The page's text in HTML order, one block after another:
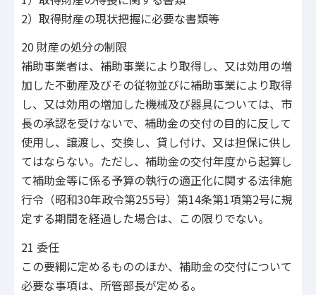
2）取得財産の現状把握に必要な書類等
20 財産の処分の制限
補助事業者は、補助事業により取得し、又は効用の増
加した不動産及びその従物並びに補助事業により取得
し、又は効用の増加した機械及び器具については、市
長の承認を受けないで、補助金の交付の目的に反して
使用し、譲渡し、交換し、貸し付け、又は担保に供し
てはならない。ただし、補助金の交付年度から起算し
て補助金等に係る予算の執行の適正化に関する法律施
行令（昭和30年政令第255号）第14条第1項第2号に規
定する期間を経過した場合は、この限りでない。
21 委任
この要綱に定めるもののほか、補助金の交付について
必要な事項は、所管部長が定める。